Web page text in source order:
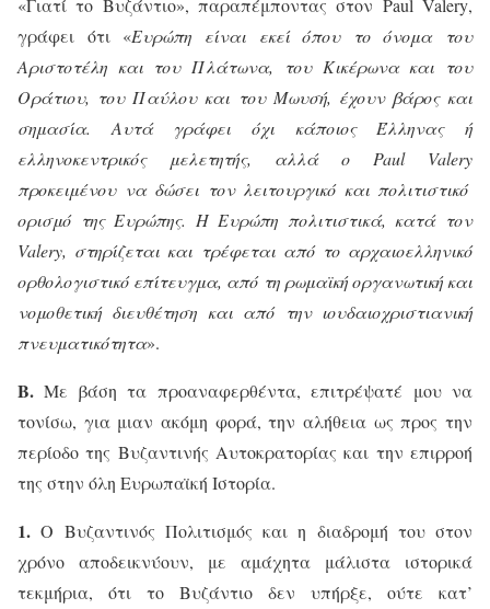
γράφει ότι «Ευρώπη είναι εκεί όπου το όνομα του
Αριστοτέλη και του Πλάτωνα, του Κικέρωνα και του
Οράτιου, του Παύλου και του Μωυσή, έχουν βάρος και
σημασία. Αυτά γράφει όχι κάποιος Έλληνας ή
ελληνοκεντρικός μελετητής, αλλά ο Paul
Valery
προκειμένου να δώσει τον λειτουργικό και πολιτιστικό
ορισμό της Ευρώπης. Η Ευρώπη πολιτιστικά, κατά τον
Valery, στηρίζεται και τρέφεται από το αρχαιοελληνικό
ορθολογιστικό επίτευγμα, από τη ρωμαϊκή οργανωτική και
νομοθετική διευθέτηση και από την ιουδαιοχριστιανική
πνευματικότητα».
Β.Με βάση τα προαναφερθέντα, επιτρέψατέ μου να
τονίσω, για μιαν ακόμη φορά, την αλήθεια ως προς την
περίοδο της Βυζαντινής Αυτοκρατορίας και την επιρροή
της στην όλη Ευρωπαϊκή Ιστορία.
1. Ο Βυζαντινός Πολιτισμός και η διαδρομή του στον
χρόνο αποδεικνύουν, με αμάχητα μάλιστα ιστορικά
τεκμήρια, ότι το Βυζάντιο δεν υπήρξε, ούτε κατ’